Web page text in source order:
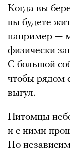
Когда вы
вы будете
например —
физически
С большой
чтобы рядом
выгул.
Питомцы
и с ними
Но